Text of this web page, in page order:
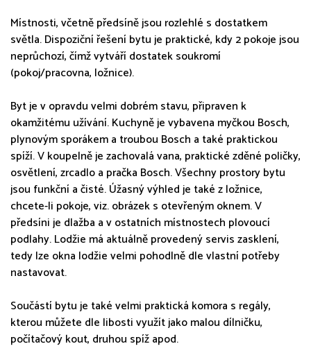
Místnosti, včetně předsíně jsou rozlehlé s dostatkem
světla. Dispoziční řešení bytu je praktické, kdy 2 pokoje jsou
neprůchozí, čímž vytváří dostatek soukromí
(pokoj/pracovna, ložnice).
Byt je v opravdu velmi dobrém stavu, připraven k
okamžitému užívání. Kuchyně je vybavena myčkou Bosch,
plynovým sporákem a troubou Bosch a také praktickou
spíží. V koupelně je zachovalá vana, praktické zděné poličky,
osvětlení, zrcadlo a pračka Bosch. Všechny prostory bytu
jsou funkční a čisté. Úžasný výhled je také z ložnice,
chcete-li pokoje, viz. obrázek s otevřeným oknem. V
předsíni je dlažba a v ostatních místnostech plovoucí
podlahy. Lodžie má aktuálně provedený servis zasklení,
tedy lze okna lodžie velmi pohodlně dle vlastní potřeby
nastavovat.
Součástí bytu je také velmi praktická komora s regály,
kterou můžete dle libosti využít jako malou dílničku,
počítačový kout, druhou spíž apod.